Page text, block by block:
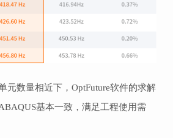
元数量相近下，OptFuture软件的求解
基本一致，满足工程使用需